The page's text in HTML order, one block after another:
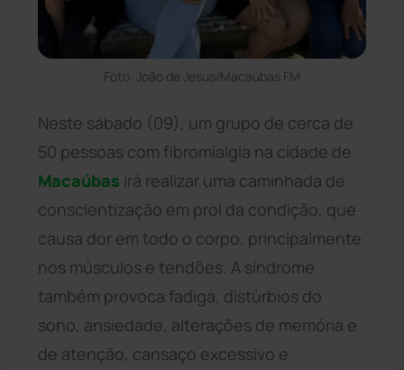
Foto: João de Jesus/Macaúbas FM
Neste sábado (09), um grupo de cerca de
50 pessoas com fibromialgia na cidade de
Macaúbas irá realizar uma caminhada de
conscientização em prol da condição, que
causa dor em todo o corpo, principalmente
nos músculos e tendões. A síndrome
também provoca fadiga, distúrbios do
sono, ansiedade, alterações de memória e
de atenção, cansaço excessivo e